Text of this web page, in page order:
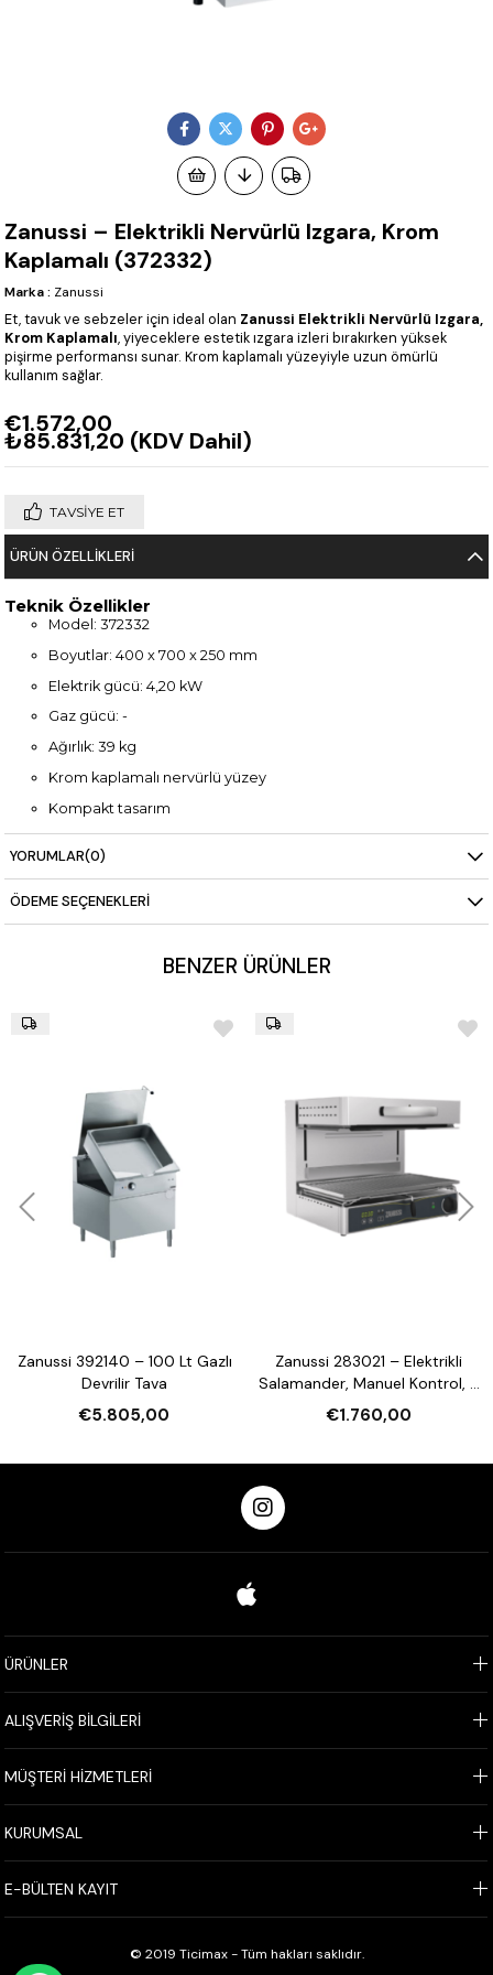
Zanussi – Elektrikli Nervürlü Izgara, Krom
Kaplamalı (372332)
Marka : Zanussi
Et, tavuk ve sebzeler için ideal olan Zanussi Elektrikli Nervürlü Izgara,
Krom Kaplamalı, yiyeceklere estetik ızgara izleri bırakırken yüksek
pişirme performansı sunar. Krom kaplamalı yüzeyiyle uzun ömürlü
kullanım sağlar.
€1.572,00
₺85.831,20 (KDV Dahil)
TAVSIYE ET
ÜRÜN ÖZELLIKLERI
Teknik Özellikler
Model: 372332
Boyutlar: 400 x 700 x 250 mm
Elektrik gücü: 4,20 kW
Gaz gücü: -
Ağırlık: 39 kg
Krom kaplamalı nervürlü yüzey
Kompakt tasarım
Kolay temizlenebilir yapı
YORUMLAR(0)
ÖDEME SEÇENEKLERI
BENZER ÜRÜNLER
Zanussi 392140 – 100 Lt Gazlı
Devrilir Tava
€5.805,00
Zanussi 283021 – Elektrikli
Salamander, Manuel Kontrol, 3
Tarafı Açık, 600 mm
€1.760,00
ÜRÜNLER
ALIŞVERİŞ BİLGİLERİ
MÜŞTERİ HİZMETLERİ
KURUMSAL
E-BÜLTEN KAYIT
© 2019 Ticimax - Tüm hakları saklıdır.